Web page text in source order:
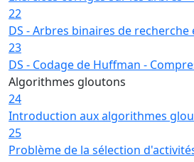
22
DS - Arbres binaires de recherche
23
DS - Codage de Huffman -
Algorithmes gloutons
24
Introduction aux algorithmes
25
Problème de la sélection